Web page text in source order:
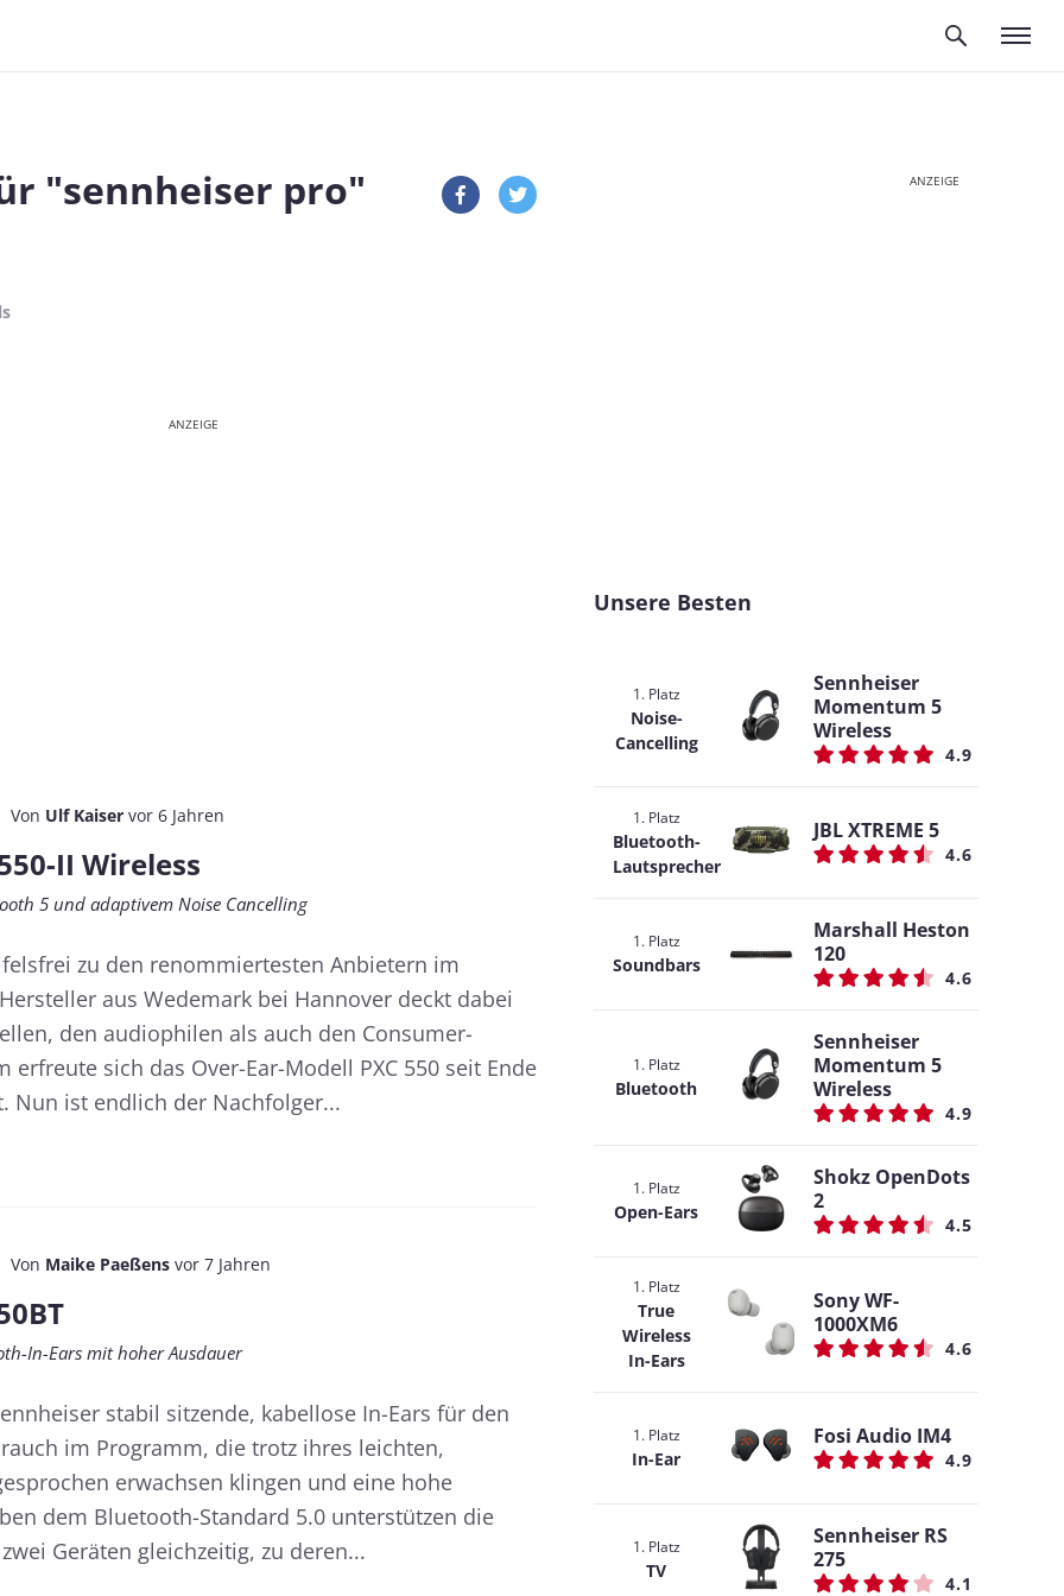
"sennheiser pro"
ANZEIGE
Von Ulf Kaiser vor 6 Jahren
II Wireless
5 und adaptivem Noise Cancelling
zu den renommiertesten Anbietern im
aus Wedemark bei Hannover deckt dabei
den audiophilen als auch den Consumer-
erfreute sich das Over-Ear-Modell PXC 550 seit Ende
Nun ist endlich der Nachfolger...
Von Maike Paeßens vor 7 Jahren
In-Ears mit hoher Ausdauer
stabil sitzende, kabellose In-Ears für den
im Programm, die trotz ihres leichten,
erwachsen klingen und eine hohe
dem Bluetooth-Standard 5.0 unterstützen die
Geräten gleichzeitig, zu deren...
ANZEIGE
Unsere Besten
1. Platz
Noise-
Cancelling
Sennheiser
Momentum 5
Wireless
4.9
1. Platz
Bluetooth-
Lautsprecher
JBL XTREME 5
4.6
1. Platz
Soundbars
Marshall Heston
120
4.6
1. Platz
Bluetooth
Sennheiser
Momentum 5
Wireless
4.9
1. Platz
Open-Ears
Shokz OpenDots
2
4.5
1. Platz
True
Wireless
In-Ears
Sony WF-
1000XM6
4.6
1. Platz
In-Ear
Fosi Audio IM4
4.9
1. Platz
TV
Sennheiser RS
275
4.1